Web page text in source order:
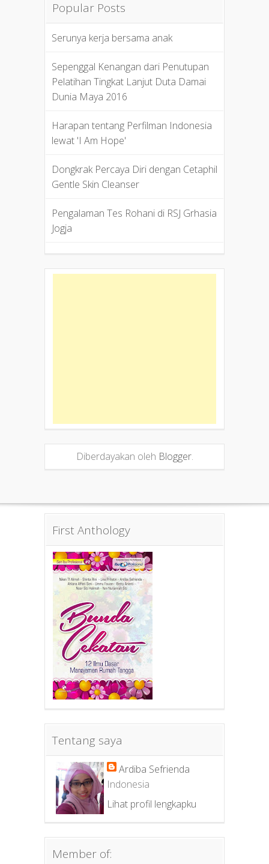
Popular Posts
Serunya kerja bersama anak
Sepenggal Kenangan dari Penutupan
Pelatihan Tingkat Lanjut Duta Damai
Dunia Maya 2016
Harapan tentang Perfilman Indonesia
lewat 'I Am Hope'
Dongkrak Percaya Diri dengan Cetaphil
Gentle Skin Cleanser
Pengalaman Tes Rohani di RSJ Grhasia
Jogja
Diberdayakan oleh Blogger.
First Anthology
Tentang saya
Ardiba Sefrienda
Indonesia
Lihat profil lengkapku
Member of: